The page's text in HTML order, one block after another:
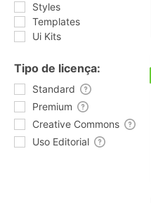
Styles
Templates
Ui Kits
Tipo de licença:
Standard
Premium
Creative Commons
Uso Editorial